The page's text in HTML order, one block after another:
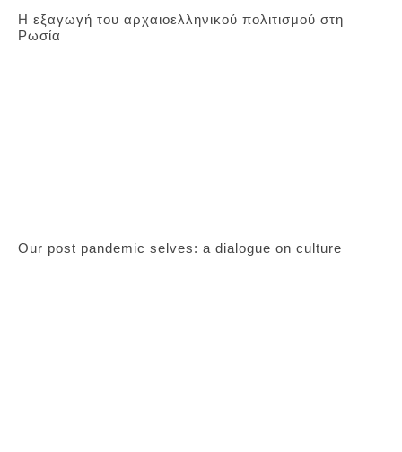
Η εξαγωγή του αρχαιοελληνικού πολιτισμού στη
Ρωσία
Our post pandemic selves: a dialogue on culture